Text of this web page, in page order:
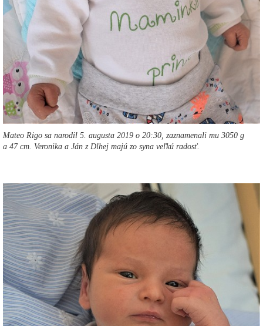
Mateo Rigo sa narodil 5. augusta 2019 o 20:30, zaznamenali mu 3050 g
a 47 cm. Veronika a Ján z Dlhej majú zo syna veľkú radosť.